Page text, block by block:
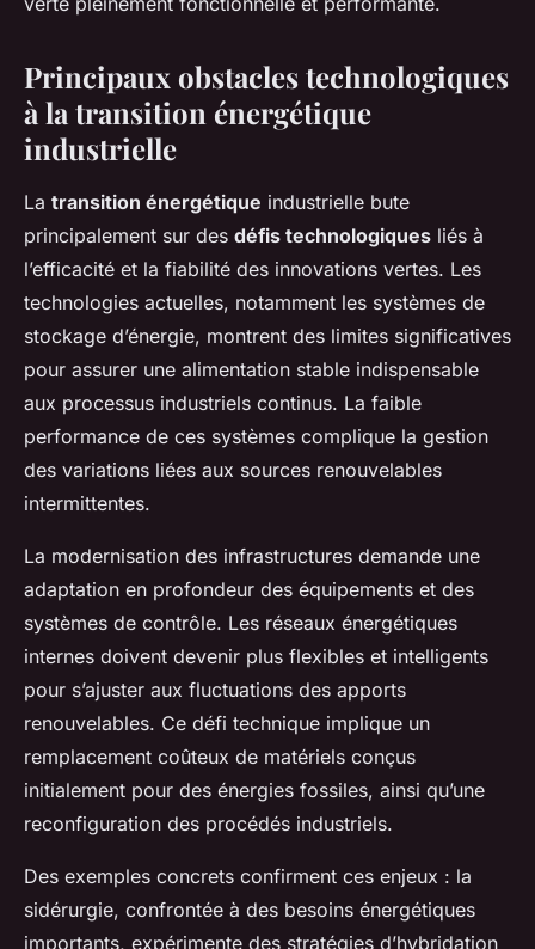
Principaux obstacles technologiques
à la transition énergétique
industrielle
La transition énergétique industrielle bute
principalement sur des défis technologiques liés à
l’efficacité et la fiabilité des innovations vertes. Les
technologies actuelles, notamment les systèmes de
stockage d’énergie, montrent des limites significatives
pour assurer une alimentation stable indispensable
aux processus industriels continus. La faible
performance de ces systèmes complique la gestion
des variations liées aux sources renouvelables
intermittentes.
La modernisation des infrastructures demande une
adaptation en profondeur des équipements et des
systèmes de contrôle. Les réseaux énergétiques
internes doivent devenir plus flexibles et intelligents
pour s’ajuster aux fluctuations des apports
renouvelables. Ce défi technique implique un
remplacement coûteux de matériels conçus
initialement pour des énergies fossiles, ainsi qu’une
reconfiguration des procédés industriels.
Des exemples concrets confirment ces enjeux : la
sidérurgie, confrontée à des besoins énergétiques
importants, expérimente des stratégies d’hybridation